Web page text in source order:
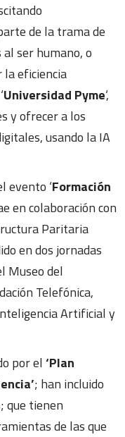
de la trama de
ser humano, o
eficiencia
Universidad Pyme‘,
y ofrecer a los
usando la IA
evento ‘Formación
en colaboración con
Paritaria
en dos jornadas
Museo del
Telefónica,
Artificial y
por el‘Plan
; han incluido
que tienen
de las que